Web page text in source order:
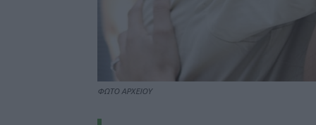
ΦΩΤΟ ΑΡΧΕΙΟΥ